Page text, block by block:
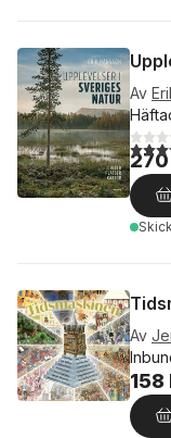
Av
3,7
Av
158